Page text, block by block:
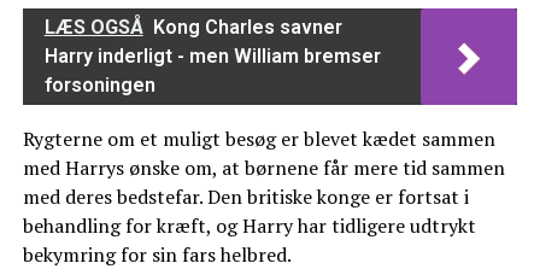
LÆS OGSÅ Kong Charles savner
Harry inderligt - men William bremser
forsoningen
Rygterne om et muligt besøg er blevet kædet sammen
med Harrys ønske om, at børnene får mere tid sammen
med deres bedstefar. Den britiske konge er fortsat i
behandling for kræft, og Harry har tidligere udtrykt
bekymring for sin fars helbred.